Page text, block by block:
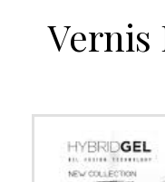
Vernis